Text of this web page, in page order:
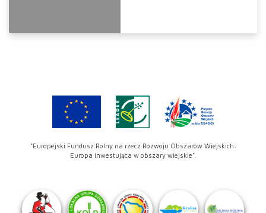
"Europejski Fundusz Rolny na rzecz Rozwoju Obszarów Wiejskich:
Europa inwestująca w obszary wiejskie".